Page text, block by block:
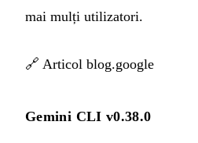
mai mulți utilizatori.
🔗 Articol blog.google
Gemini CLI v0.38.0